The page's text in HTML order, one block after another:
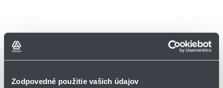
Zodpovedné použitie vašich údajov
OPÝTAŤ SA / ODOSLAŤ DOPYT
E-spool® flex 2.0 nová verzia káblového bubna